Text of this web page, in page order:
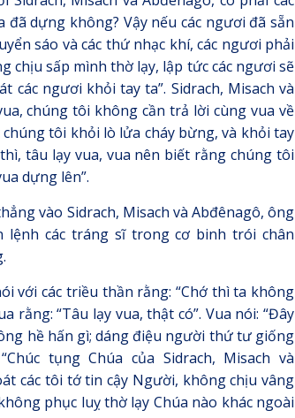
dựng không? Vậy nếu các ngươi đã sẵn
sáo và các thứ nhạc khí, các ngươi phải
chịu sấp mình thờ lạy, lập tức các ngươi sẽ
các ngươi khỏi tay ta”. Sidrach, Misach và
chúng tôi không cần trả lời cùng vua về
tôi khỏi lò lửa cháy bừng, và khỏi tay
tâu lạy vua, vua nên biết rằng chúng tôi
dựng lên”.
vào Sidrach, Misach và Abđênagô, ông
các tráng sĩ trong cơ binh trói chân
với các triều thần rằng: “Chớ thì ta không
rằng: “Tâu lạy vua, thật có”. Vua nói: “Đây
hề hấn gì; dáng điệu người thứ tư giống
tụng Chúa của Sidrach, Misach và
các tôi tớ tin cậy Người, không chịu vâng
phục luỵ thờ lạy Chúa nào khác ngoài